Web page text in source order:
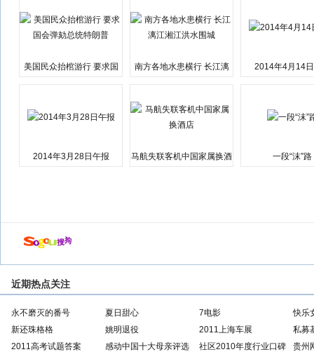
美国民众抬棺游行 要求国
南方各地水患横行 长江漓
2014年4月14
2014年3月28日午报
马航失联客机中国家属换酒
一段“沫”路
近期热点关注
永不磨灭的番号 夏日甜心 7电影
快乐
新还珠格格
姚明退役 2011上海车展
私募
2011高考试题答案
感动中国十大母亲评选
社区2010年度行业口碑
贵州